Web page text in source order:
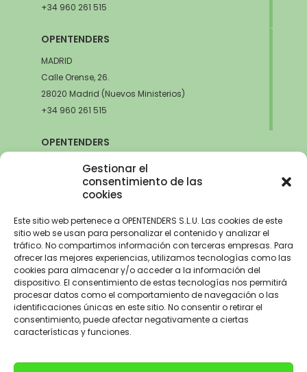
Gestionar el
consentimiento de las
cookies
Este sitio web pertenece a OPENTENDERS S.L.U. Las cookies de este
sitio web se usan para personalizar el contenido y analizar el
tráfico. No compartimos información con terceras empresas. Para
ofrecer las mejores experiencias, utilizamos tecnologías como las
cookies para almacenar y/o acceder a la información del
dispositivo. El consentimiento de estas tecnologías nos permitirá
procesar datos como el comportamiento de navegación o las
identificaciones únicas en este sitio. No consentir o retirar el
consentimiento, puede afectar negativamente a ciertas
características y funciones.
+34 960 261 515
OPENTENDERS
MADRID
Calle Orense, 26.
28020 Madrid (Nuevos Ministerios)
+34 960 261 515
OPENTENDERS
Avda. de la Innovación, 6
41020 Sevilla
Aviso Legal–Política de Privacidad–Política de Cookies –Trabaja con
nosotros
OPENTENDERS, S.L. ha recibido una ayuda de 2900€ para
electrificación del parque automovilístico dentro del Programa de